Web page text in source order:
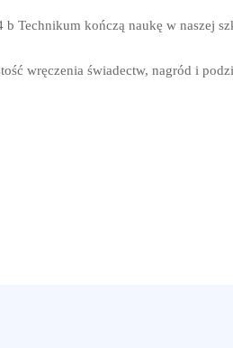
Technikum kończą naukę w naszej
wręczenia świadectw, nagród i